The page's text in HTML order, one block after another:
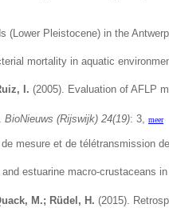
(Lower Pleistocene) in the
mortality in aquatic
I. (2005). Evaluation of AFLP
BioNieuws (Rijswijk) 24(19): 3, meer
mesure et de télétransmission
estuarine macro-crustaceans
M.; Rüdel, H. (2015).